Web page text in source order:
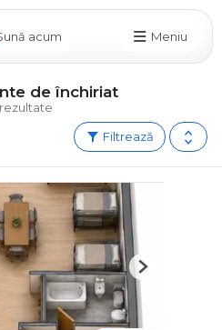
acum Meniu
de închiriat
Filtrează
Next